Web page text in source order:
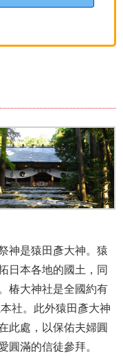
神是猿田彥大神。猿
日本各地的國土，同
椿大神社是全國約有
社。此外猿田彥大神
此處，
以保佑夫婦圓
圓滿的信徒參拜。